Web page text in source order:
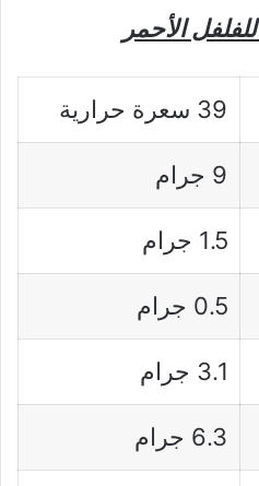
الأحمر
39 سعرة حرارية
9 جرام
1.5 جرام
0.5 جرام
3.1 جرام
6.3 جرام